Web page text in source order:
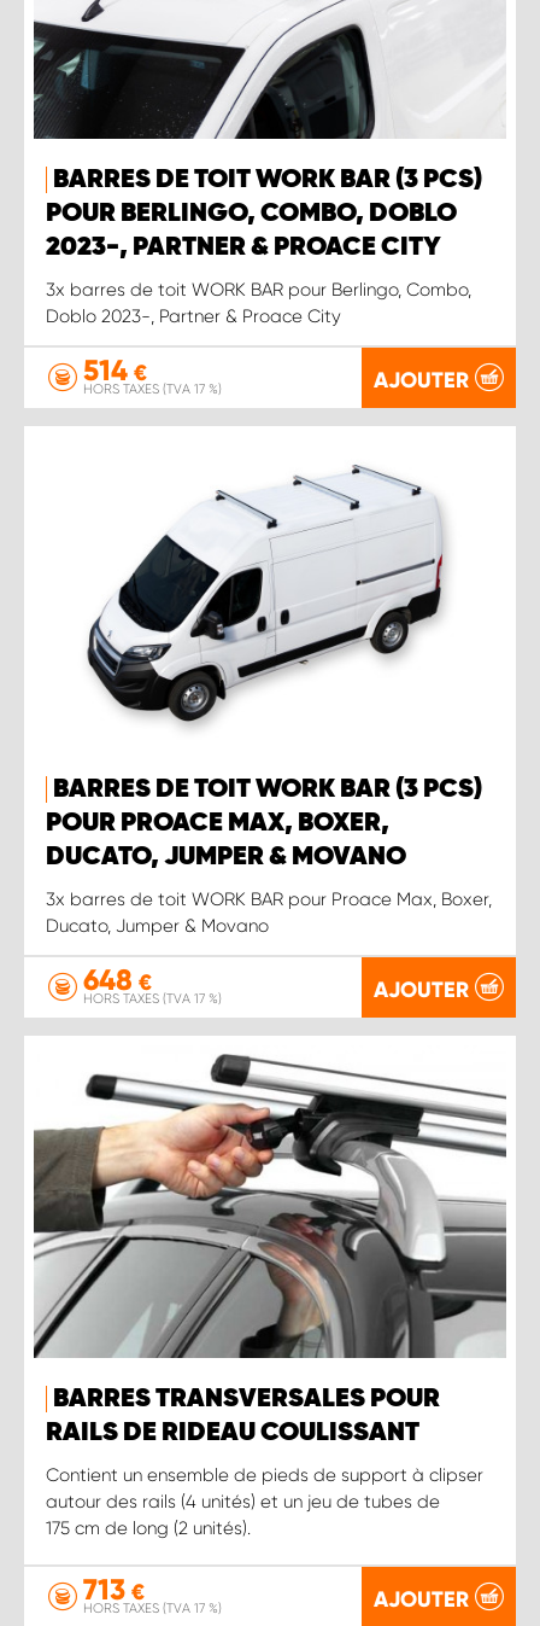
BARRES DE TOIT WORK BAR (3 PCS)
POUR BERLINGO, COMBO, DOBLO
2023-, PARTNER & PROACE CITY
3x barres de toit WORK BAR pour Berlingo, Combo,
Doblo 2023-, Partner & Proace City
514 €
HORS TAXES (TVA 17 %) AJOUTER
BARRES DE TOIT WORK BAR (3 PCS)
POUR PROACE MAX, BOXER,
DUCATO, JUMPER & MOVANO
3x barres de toit WORK BAR pour Proace Max, Boxer,
Ducato, Jumper & Movano
648 €
HORS TAXES (TVA 17 %) AJOUTER
BARRES TRANSVERSALES POUR
RAILS DE RIDEAU COULISSANT
Contient un ensemble de pieds de support à clipser
autour des rails (4 unités) et un jeu de tubes de
175 cm de long (2 unités).
713 €
HORS TAXES (TVA 17 %) AJOUTER